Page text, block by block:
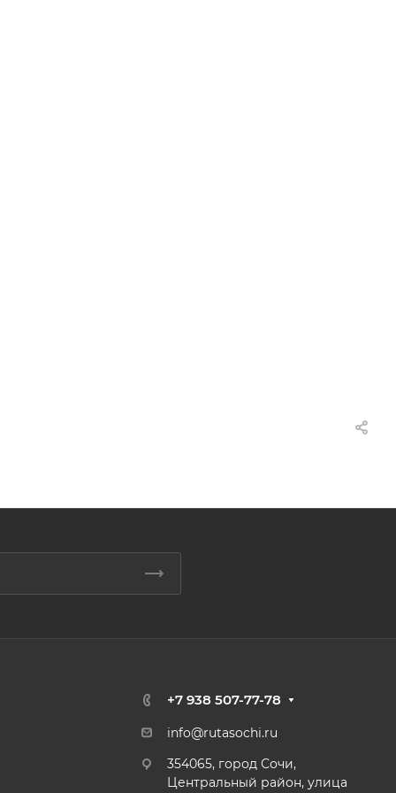
+7 938 507-77-78
info@rutasochi.ru
354065, город Сочи,
Центральный район, улица